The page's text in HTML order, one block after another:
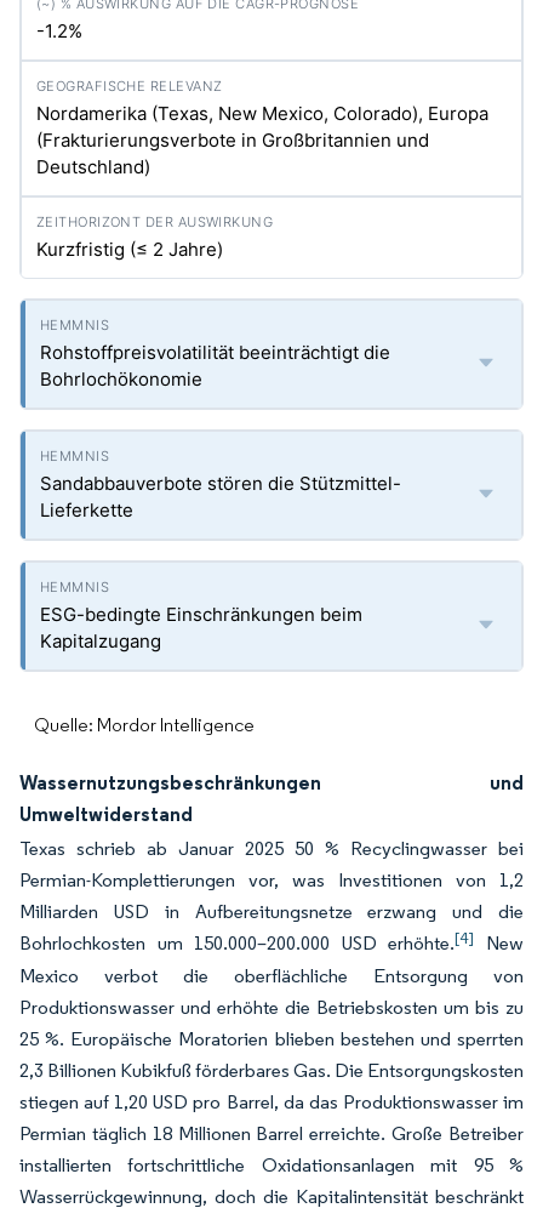
-1.2%
Nordamerika (Texas, New Mexico, Colorado), Europa
(Frakturierungsverbote in Großbritannien und
Deutschland)
Kurzfristig (≤ 2 Jahre)
Rohstoffpreisvolatilität beeinträchtigt die
Bohrlochökonomie
Sandabbauverbote stören die Stützmittel-
Lieferkette
ESG-bedingte Einschränkungen beim
Kapitalzugang
Quelle: Mordor Intelligence
Wassernutzungsbeschränkungen und
Umweltwiderstand
Texas schrieb ab Januar 2025 50 % Recyclingwasser bei
Permian-Komplettierungen vor, was Investitionen von 1,2
Milliarden USD in Aufbereitungsnetze erzwang und die
Bohrlochkosten um 150.000–200.000 USD erhöhte.[4]
New
Mexico verbot die oberflächliche Entsorgung von
Produktionswasser und erhöhte die Betriebskosten um bis zu
25 %. Europäische Moratorien blieben bestehen und sperrten
2,3 Billionen Kubikfuß förderbares Gas. Die Entsorgungskosten
stiegen auf 1,20 USD pro Barrel, da das Produktionswasser im
Permian täglich 18 Millionen Barrel erreichte. Große Betreiber
installierten fortschrittliche Oxidationsanlagen mit 95 %
Wasserrückgewinnung, doch die Kapitalintensität beschränkt